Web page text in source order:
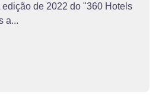
edição de 2022 do "360 Hotels
a...